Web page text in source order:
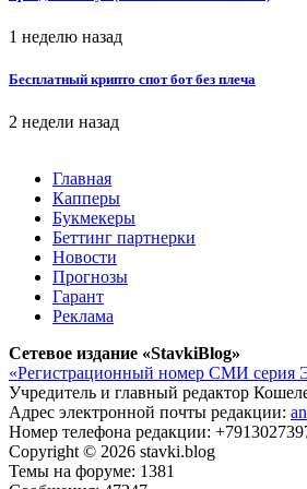
1 неделю назад
Бесплатный крипто спот бот без плеча
2 недели назад
Главная
Капперы
Букмекеры
Беттинг партнерки
Новости
Прогнозы
Гарант
Реклама
Сетевое издание «StavkiBlog»
«Регистрационный номер СМИ серия
Учредитель и главный редактор
Адрес электронной почты редакции:
Номер телефона редакции:
Copyright © 2026 stavki.blog
Темы на форуме: 1381